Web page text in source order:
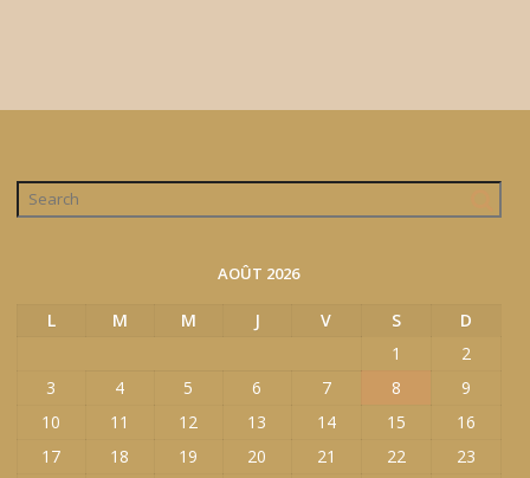
AOÛT 2026
L M M J V S
D
1
2
3
4 5 6 7 8
9
10
11 12 13 14 15
16
17
18 19 20 21 22
23